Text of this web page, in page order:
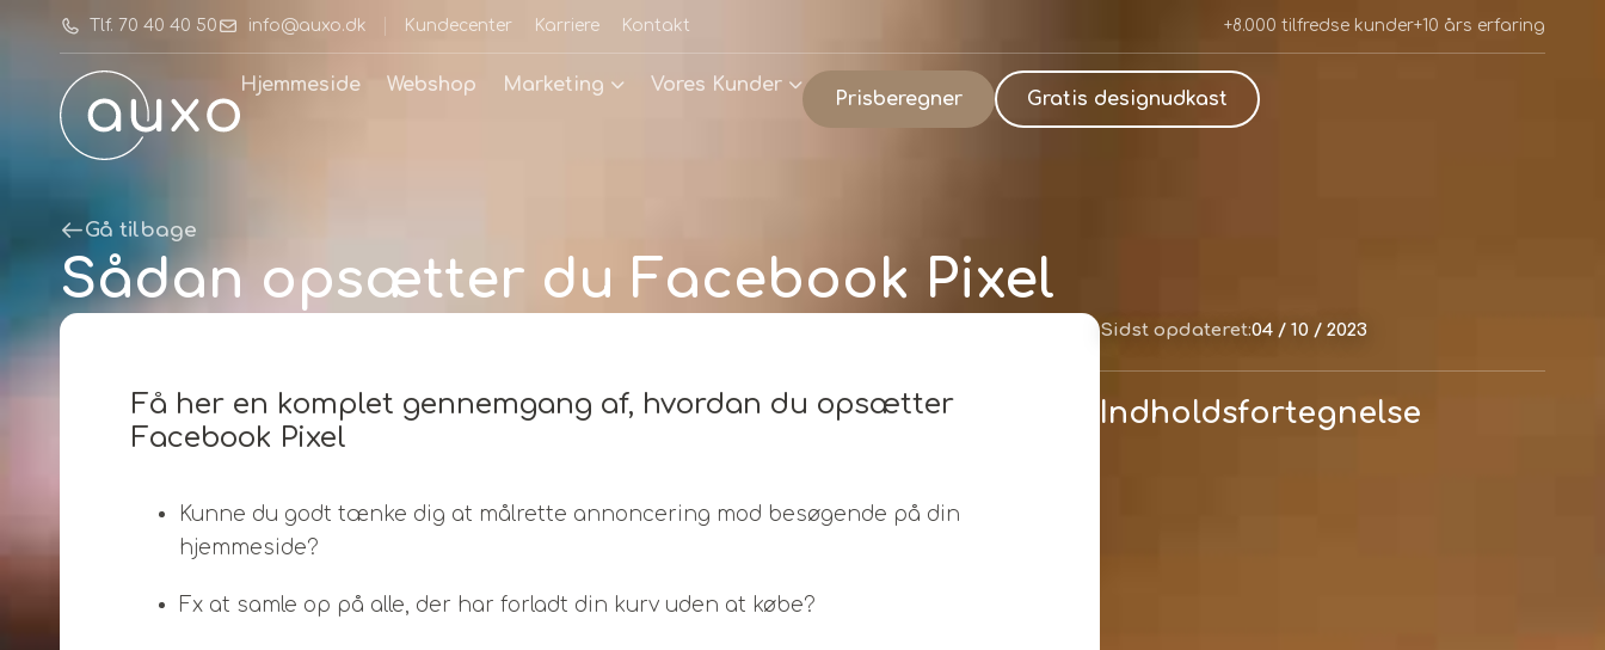
Tlf. 70 40 40 50 info@auxo.dk Kundecenter Karriere Kontakt +8.000 tilfredse kunder+10 års erfaring
Hjemmeside Webshop Marketing Vores Kunder
Prisberegner Gratis designudkast
Gå tilbage
Sådan opsætter du Facebook Pixel
Få her en komplet gennemgang af, hvordan du opsætter
Facebook Pixel
Kunne du godt tænke dig at målrette annoncering mod besøgende på din
hjemmeside?
Fx at samle op på alle, der har forladt din kurv uden at købe?
Sidst opdateret:04 / 10 / 2023
Indholdsfortegnelse